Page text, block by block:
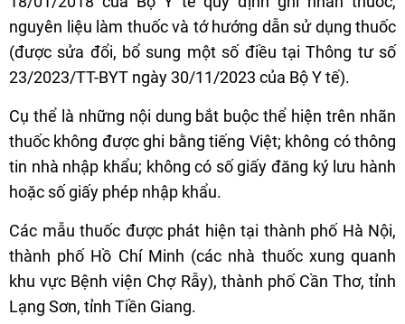
nguyên liệu làm thuốc và tớ hướng dẫn sử dụng thuốc
(được sửa đổi, bổ sung một số điều tại Thông tư số
23/2023/TT-BYT ngày 30/11/2023 của Bộ Y tế).
Cụ thể là những nội dung bắt buộc thể hiện trên nhãn
thuốc không được ghi bằng tiếng Việt; không có thông
tin nhà nhập khẩu; không có số giấy đăng ký lưu hành
hoặc số giấy phép nhập khẩu.
Các mẫu thuốc được phát hiện tại thành phố Hà Nội,
thành phố Hồ Chí Minh (các nhà thuốc xung quanh
khu vực Bệnh viện Chợ Rẫy), thành phố Cần Thơ, tỉnh
Lạng Sơn, tỉnh Tiền Giang.